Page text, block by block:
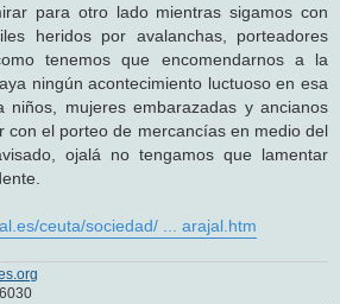
para otro lado mientras sigamos con
heridos por avalanchas, porteadores
tenemos que encomendarnos a la
ningún acontecimiento luctuoso en esa
niños, mujeres embarazadas y ancianos
con el porteo de mercancías en medio del
ojalá no tengamos que lamentar
ceuta/sociedad/ ... arajal.htm